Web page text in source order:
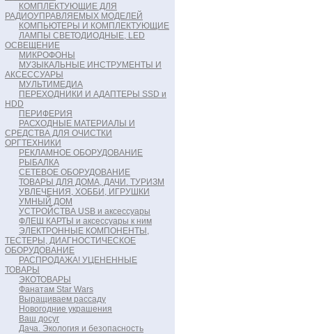
КОМПЛЕКТУЮЩИЕ ДЛЯ
РАДИОУПРАВЛЯЕМЫХ МОДЕЛЕЙ
КОМПЬЮТЕРЫ И КОМПЛЕКТУЮЩИЕ
ЛАМПЫ СВЕТОДИОДНЫЕ, LED
ОСВЕЩЕНИЕ
МИКРОФОНЫ
МУЗЫКАЛЬНЫЕ ИНСТРУМЕНТЫ И
АКСЕССУАРЫ
МУЛЬТИМЕДИА
ПЕРЕХОДНИКИ И АДАПТЕРЫ SSD и
HDD
ПЕРИФЕРИЯ
РАСХОДНЫЕ МАТЕРИАЛЫ И
СРЕДСТВА ДЛЯ ОЧИСТКИ
ОРГТЕХНИКИ
РЕКЛАМНОЕ ОБОРУДОВАНИЕ
РЫБАЛКА
СЕТЕВОЕ ОБОРУДОВАНИЕ
ТОВАРЫ ДЛЯ ДОМА, ДАЧИ. ТУРИЗМ
УВЛЕЧЕНИЯ, ХОББИ, ИГРУШКИ
УМНЫЙ ДОМ
УСТРОЙСТВА USB и аксессуары
ФЛЕШ КАРТЫ и аксессуары к ним
ЭЛЕКТРОННЫЕ КОМПОНЕНТЫ,
ТЕСТЕРЫ, ДИАГНОСТИЧЕСКОЕ
ОБОРУДОВАНИЕ
РАСПРОДАЖА! УЦЕНЕННЫЕ
ТОВАРЫ
ЭКОТОВАРЫ
Фанатам Star Wars
Выращиваем рассаду
Новогодние украшения
Ваш досуг
Дача. Экология и безопасность